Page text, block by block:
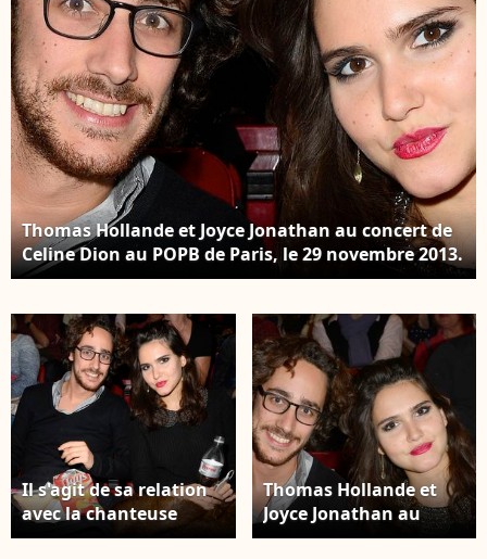
Thomas Hollande et Joyce Jonathan au concert de
Celine Dion au POPB de Paris, le 29 novembre 2013.
Crédit Bestimage
Il s'agit de sa relation
avec la chanteuse
Joyce Jonathan, qui a
Thomas Hollande et
Joyce Jonathan au
concert de Celine Dion